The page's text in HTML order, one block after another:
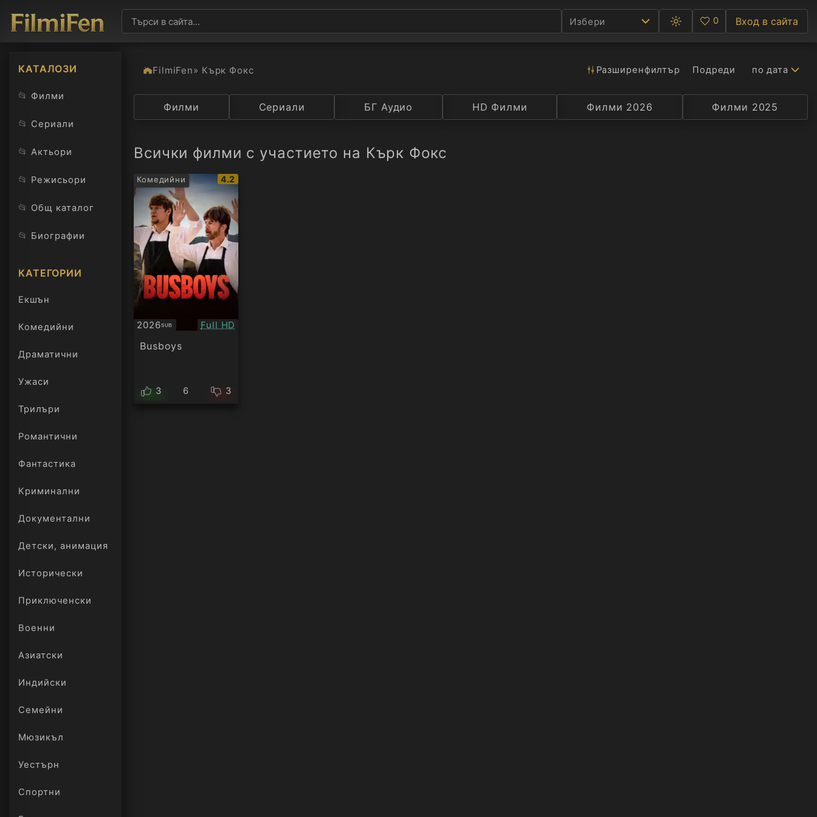
Избери
Превключване
между
светла
Любими
0 Вход в сайта
КАТАЛОЗИ
📂 Филми
📂 Сериали
📂 Актьори
📂 Режисьори
📂 Общ каталог
📂 Биографии
КАТЕГОРИИ
Екшън
Комедийни
Драматични
Ужаси
Трилъри
онлайн
Романтични
Фантастика
Криминални
Документални
Детски, анимация
Исторически
Приключенски
Военни
Азиатски
Индийски
Семейни
Мюзикъл
Уестърн
Спортни
FilmiFen» Кърк Фокс Разширенфилтър Подреди по дата
Категория Държава Рейтинг Селекция Превод Актьор
Филми Сериали БГ Аудио HD Филми Филми 2026 Филми 2025
Всички филми с участието на Кърк Фокс
Комедийни
IMDb
4.2
2026SUB
Субтитри Качество:
Full HD
Busboys
3 6 3